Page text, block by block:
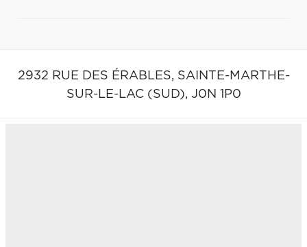
2932 RUE DES ÉRABLES, SAINTE-MARTHE-
SUR-LE-LAC (SUD), J0N 1P0